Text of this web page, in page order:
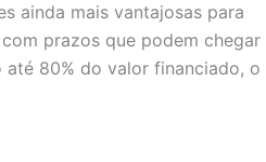
ainda mais vantajosas para
prazos que podem chegar
até 80% do valor financiado, o